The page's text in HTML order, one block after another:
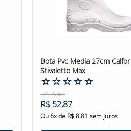
Bota Pvc Media 27cm Calfor
Stivaletto Max
☆☆☆☆☆
R$55,65
R$ 52,87
Ou6x de R$8,81 sem juros